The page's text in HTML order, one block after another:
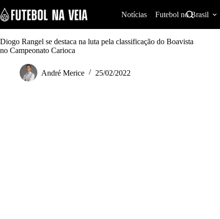
k
i
p
t
o
Notícias Futebol no Brasil
Diogo Rangel se destaca na luta pela classificação do Boavista
no Campeonato Carioca
André Merice 25/02/2022